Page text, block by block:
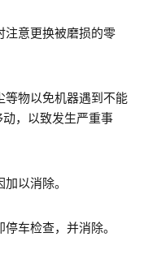
注意更换被磨损的零
等物以免机器遇到不能
，以致发生严重事
以消除。
车检查，并消除。